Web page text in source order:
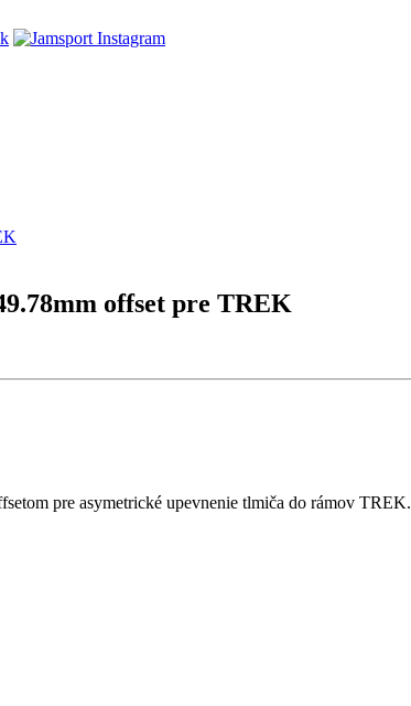
offset pre TREK
pre asymetrické upevnenie tlmiča do rámov TREK.